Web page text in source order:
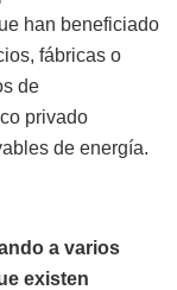
han beneficiado
fábricas o
de
privado
de energía.
a varios
existen